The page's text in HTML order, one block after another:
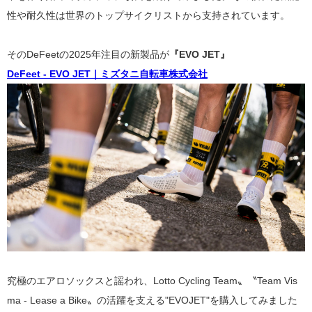
性や耐久性は世界のトップサイクリストから支持されています。
そのDeFeetの2025年注目の新製品が 『EVO JET』
DeFeet - EVO JET｜ミズタニ自転車株式会社
究極のエアロソックスと謡われ、Lotto Cycling Team〟〝Team Vis
ma - Lease a Bike〟の活躍を支える"EVOJET"を購入してみました